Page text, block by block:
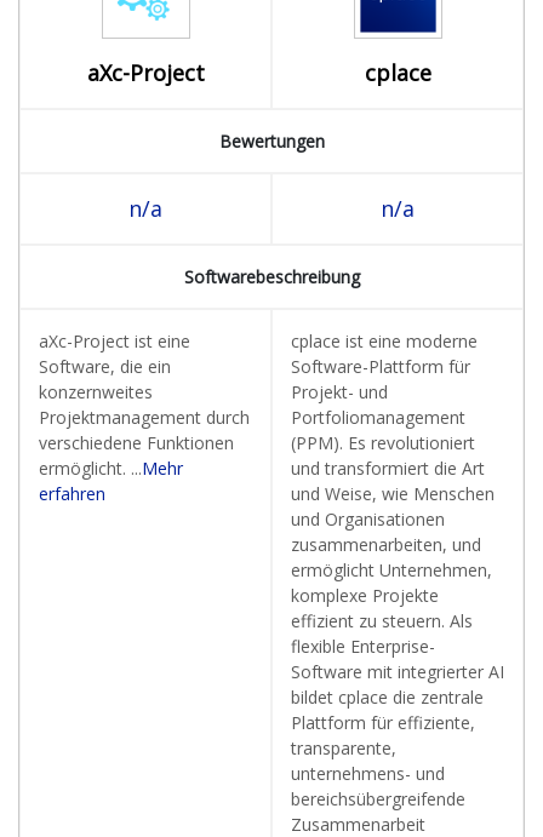
aXc-Project cplace
Bewertungen
n/a n/a
Softwarebeschreibung
aXc-Project ist eine
Software, die ein
konzernweites
Projektmanagement durch
verschiedene Funktionen
ermöglicht. ...Mehr
erfahren
cplace ist eine moderne
Software-Plattform für
Projekt- und
Portfoliomanagement
(PPM). Es revolutioniert
und transformiert die Art
und Weise, wie Menschen
und Organisationen
zusammenarbeiten, und
ermöglicht Unternehmen,
komplexe Projekte
effizient zu steuern. Als
flexible Enterprise-
Software mit integrierter AI
bildet cplace die zentrale
Plattform für effiziente,
transparente,
unternehmens- und
bereichsübergreifende
Zusammenarbeit